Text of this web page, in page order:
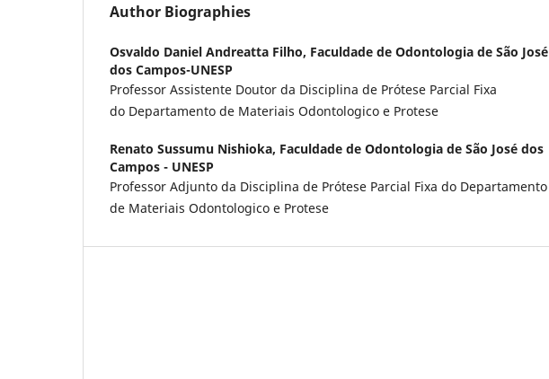
Author Biographies
Osvaldo Daniel Andreatta Filho, Faculdade de Odontologia de São José
dos Campos-UNESP
Professor Assistente Doutor da Disciplina de Prótese Parcial Fixa
do Departamento de Materiais Odontologico e Protese
Renato Sussumu Nishioka, Faculdade de Odontologia de São José dos
Campos - UNESP
Professor Adjunto da Disciplina de Prótese Parcial Fixa do Departamento
de Materiais Odontologico e Protese